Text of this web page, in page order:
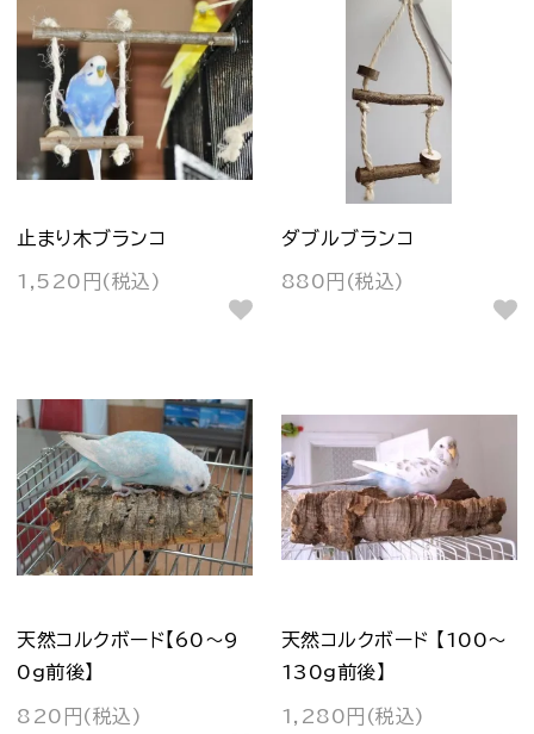
止まり木ブランコ
1,520円(税込)
ダブルブランコ
880円(税込)
天然コルクボード【60～9
0g前後】
820円(税込)
天然コルクボード 【100～
130g前後】
1,280円(税込)